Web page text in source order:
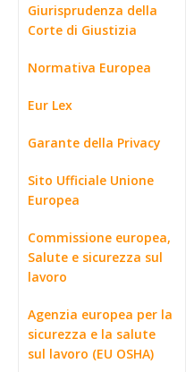
Giurisprudenza della
Corte di Giustizia
Normativa Europea
Eur Lex
Garante della Privacy
Sito Ufficiale Unione
Europea
Commissione europea,
Salute e sicurezza sul
lavoro
Agenzia europea per la
sicurezza e la salute
sul lavoro (EU OSHA)